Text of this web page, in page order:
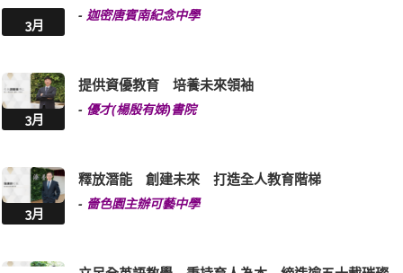
3月
- 迦密唐賓南紀念中學
3月
提供資優教育 培養未來領袖
- 優才(楊殷有娣)書院
3月
釋放潛能 創建未來 打造全人教育階梯
- 嗇色園主辦可藝中學